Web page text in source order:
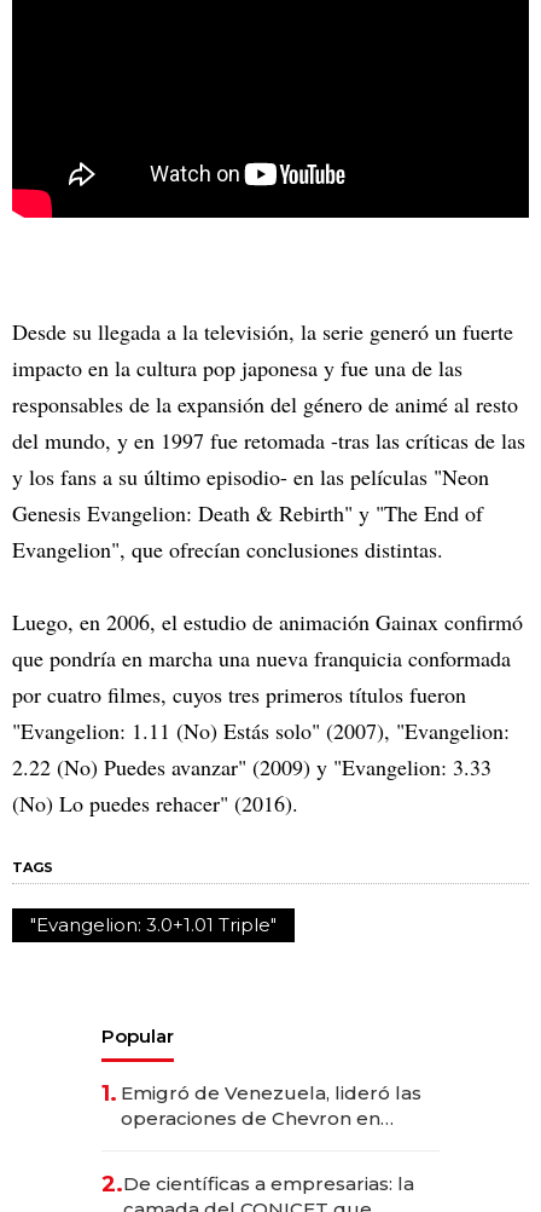
Desde su llegada a la televisión, la serie generó un fuerte
impacto en la cultura pop japonesa y fue una de las
responsables de la expansión del género de animé al resto
del mundo, y en 1997 fue retomada -tras las críticas de las
y los fans a su último episodio- en las películas "Neon
Genesis Evangelion: Death & Rebirth" y "The End of
Evangelion", que ofrecían conclusiones distintas.
Luego, en 2006, el estudio de animación Gainax confirmó
que pondría en marcha una nueva franquicia conformada
por cuatro filmes, cuyos tres primeros títulos fueron
"Evangelion: 1.11 (No) Estás solo" (2007), "Evangelion:
2.22 (No) Puedes avanzar" (2009) y "Evangelion: 3.33
(No) Lo puedes rehacer" (2016).
TAGS
"Evangelion: 3.0+1.01 Triple"
Popular
1. Emigró de Venezuela, lideró las
operaciones de Chevron en
2.De científicas a empresarias: la